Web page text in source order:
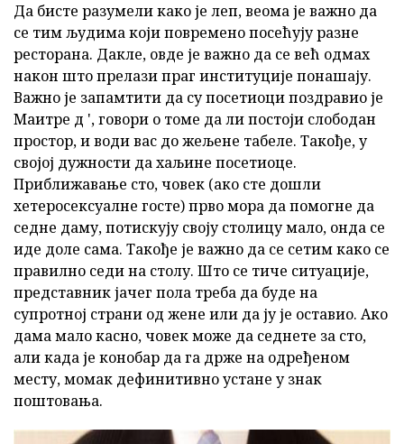
Да бисте разумели како је леп, веома је важно да
се тим људима који повремено посећују разне
ресторана. Дакле, овде је важно да се већ одмах
након што прелази праг институције понашају.
Важно је запамтити да су посетиоци поздравио је
Маитре д ', говори о томе да ли постоји слободан
простор, и води вас до жељене табеле. Такође, у
својој дужности да хаљине посетиоце.
Приближавање сто, човек (ако сте дошли
хетеросексуалне госте) прво мора да помогне да
седне даму, потискују своју столицу мало, онда се
иде доле сама. Такође је важно да се сетим како се
правилно седи на столу. Што се тиче ситуације,
представник јачег пола треба да буде на
супротној страни од жене или да ју је оставио. Ако
дама мало касно, човек може да седнете за сто,
али када је конобар да га држе на одређеном
месту, момак дефинитивно устане у знак
поштовања.